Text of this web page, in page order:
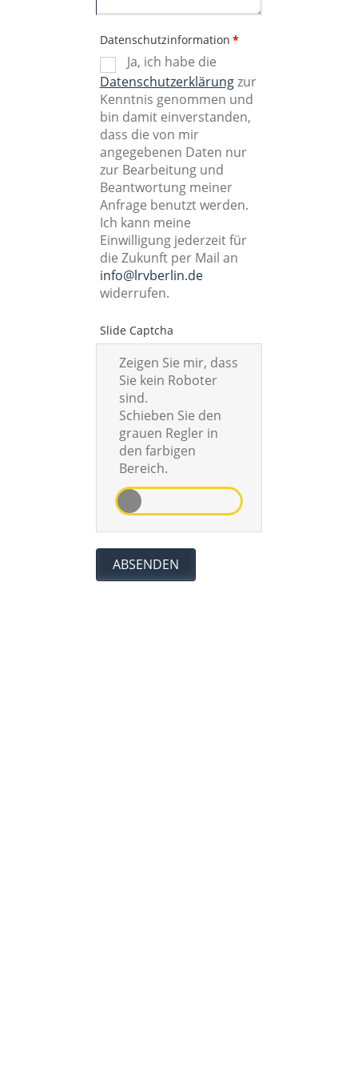
Datenschutzinformation *
Ja, ich habe die
Datenschutzerklärungzur
Kenntnis genommen und
bin damit einverstanden,
dass die von mir
angegebenen Daten nur
zur Bearbeitung und
Beantwortung meiner
Anfrage benutzt werden.
Ich kann meine
Einwilligung jederzeit für
die Zukunft per Mail an
info@lrvberlin.de
widerrufen.
Slide Captcha
Zeigen Sie mir, dass
Sie kein Roboter
sind.
Schieben Sie den
grauen Regler in
den farbigen
Bereich.
ABSENDEN